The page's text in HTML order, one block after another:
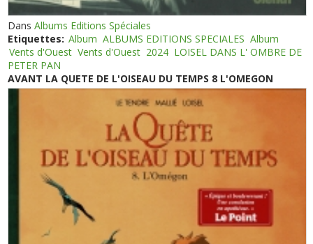
DansAlbums Editions Spéciales
Etiquettes: Album ALBUMS EDITIONS SPECIALES Album
Vents d'Ouest Vents d'Ouest 2024 LOISEL DANS L' OMBRE DE
PETER PAN
AVANT LA QUETE DE L'OISEAU DU TEMPS 8 L'OMEGON